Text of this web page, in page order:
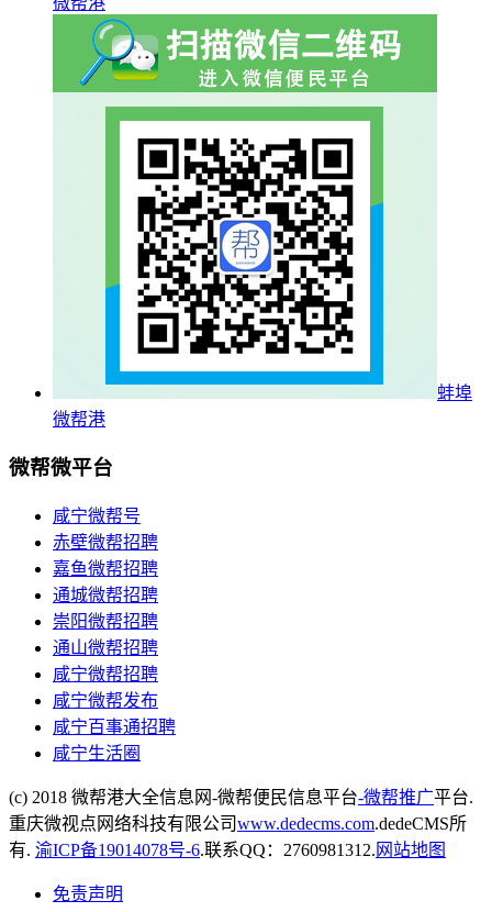
蚌埠
微帮港
微帮微平台
咸宁微帮号
赤壁微帮招聘
嘉鱼微帮招聘
通城微帮招聘
崇阳微帮招聘
通山微帮招聘
咸宁微帮招聘
咸宁微帮发布
咸宁百事通招聘
咸宁生活圈
(c) 2018 微帮港大全信息网-微帮便民信息平台-微帮推广平台.
重庆微视点网络科技有限公司www.dedecms.com.dedeCMS所
有. 渝ICP备19014078号-6.联系QQ：2760981312. 网站地图
免责声明